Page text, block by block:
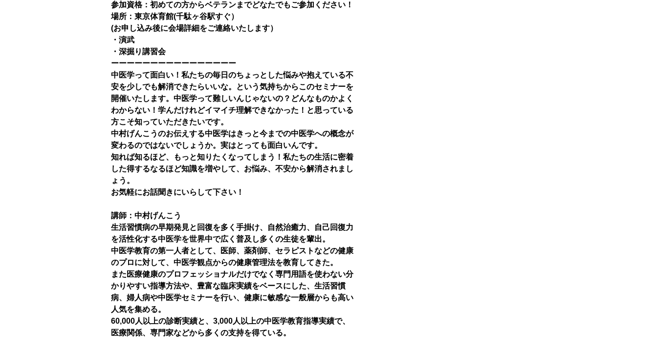
参加資格：初めての方からベテランまでどなたでもご参加ください！
場所：東京体育館(千駄ヶ谷駅すぐ）
(お申し込み後に会場詳細をご連絡いたします）
・演武
・深掘り講習会
ーーーーーーーーーーーーーーーー
中医学って面白い！私たちの毎日のちょっとした悩みや抱えている不
安を少しでも解消できたらいいな。という気持ちからこのセミナーを
開催いたします。中医学って難しいんじゃないの？どんなものかよく
わからない！学んだけれどイマイチ理解できなかった！と思っている
方こそ知っていただきたいです。
中村げんこうのお伝えする中医学はきっと今までの中医学への概念が
変わるのではないでしょうか。実はとっても面白いんです。
知れば知るほど、もっと知りたくなってしまう！私たちの生活に密着
した得するなるほど知識を増やして、お悩み、不安から解消されまし
ょう。
お気軽にお話聞きにいらして下さい！
講師：中村げんこう
生活習慣病の早期発見と回復を多く手掛け、自然治癒力、自己回復力
を活性化する中医学を世界中で広く普及し多くの生徒を輩出。
中医学教育の第一人者として、医師、薬剤師、セラピストなどの健康
のプロに対して、中医学観点からの健康管理法を教育してきた。
また医療健康のプロフェッショナルだけでなく専門用語を使わない分
かりやすい指導方法や、豊富な臨床実績をベースにした、生活習慣
病、婦人病や中医学セミナーを行い、健康に敏感な一般層からも高い
人気を集める。
60,000人以上の診断実績と、3,000人以上の中医学教育指導実績で、
医療関係、専門家などから多くの支持を得ている。